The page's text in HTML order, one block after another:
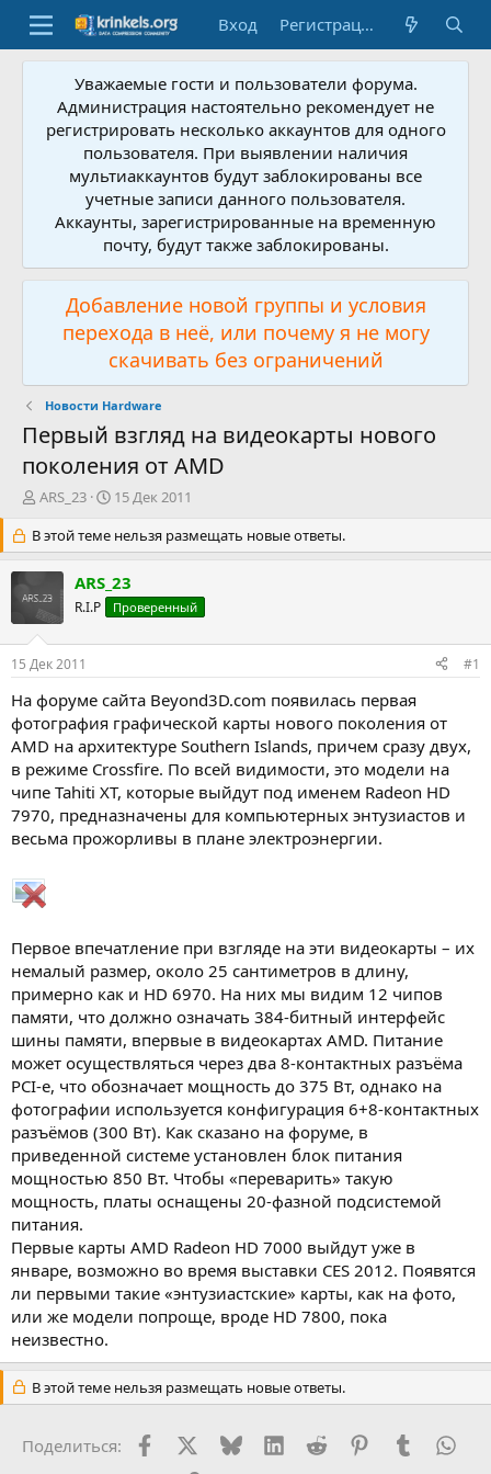
Вход Регистрация
Уважаемые гости и пользователи форума.
Администрация настоятельно рекомендует не
регистрировать несколько аккаунтов для одного
пользователя. При выявлении наличия
мультиаккаунтов будут заблокированы все
учетные записи данного пользователя.
Аккаунты, зарегистрированные на временную
почту, будут также заблокированы.
Добавление новой группы и условия
перехода в неё, или почему я не могу
скачивать без ограничений
Новости Hardware
Первый взгляд на видеокарты нового
поколения от AMD
А
т
о
р
т
е
м
ARS_23
Д
т
а
н
а
ч
а
15 Дек 2011
В этой теме нельзя размещать новые ответы.
ARS_23
R.I.P Проверенный
15 Дек 2011 #1
На форуме сайта Beyond3D.com появилась первая
фотография графической карты нового поколения от
AMD на архитектуре Southern Islands, причем сразу двух,
в режиме Crossfire. По всей видимости, это модели на
чипе Tahiti XT, которые выйдут под именем Radeon HD
7970, предназначены для компьютерных энтузиастов и
весьма прожорливы в плане электроэнергии.
Первое впечатление при взгляде на эти видеокарты – их
немалый размер, около 25 сантиметров в длину,
примерно как и HD 6970. На них мы видим 12 чипов
памяти, что должно означать 384-битный интерфейс
шины памяти, впервые в видеокартах AMD. Питание
может осуществляться через два 8-контактных разъёма
PCI-e, что обозначает мощность до 375 Вт, однако на
фотографии используется конфигурация 6+8-контактных
разъёмов (300 Вт). Как сказано на форуме, в
приведенной системе установлен блок питания
мощностью 850 Вт. Чтобы «переварить» такую
мощность, платы оснащены 20-фазной подсистемой
питания.
Первые карты AMD Radeon HD 7000 выйдут уже в
январе, возможно во время выставки CES 2012. Появятся
ли первыми такие «энтузиастские» карты, как на фото,
или же модели попроще, вроде HD 7800, пока
неизвестно.
В этой теме нельзя размещать новые ответы.
Поделиться: FacebookX (Twitter)
BlueskyLinkedInReddit PinterestTumblr